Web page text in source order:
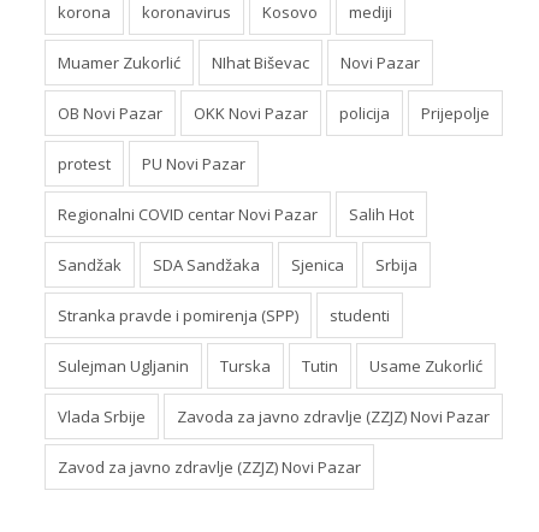
korona koronavirus Kosovo mediji
Muamer Zukorlić NIhat Biševac Novi Pazar
OB Novi Pazar OKK Novi Pazar policija Prijepolje
protest PU Novi Pazar
Regionalni COVID centar Novi Pazar Salih Hot
Sandžak SDA Sandžaka Sjenica Srbija
Stranka pravde i pomirenja (SPP) studenti
Sulejman Ugljanin Turska Tutin Usame Zukorlić
Vlada Srbije Zavoda za javno zdravlje (ZZJZ) Novi Pazar
Zavod za javno zdravlje (ZZJZ) Novi Pazar